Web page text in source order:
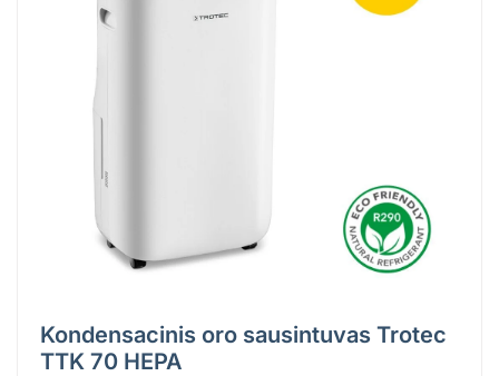
Kondensacinis oro sausintuvas Trotec
TTK 70 HEPA